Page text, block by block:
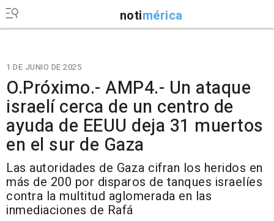
notimérica
1 DE JUNIO DE 2025
O.Próximo.- AMP4.- Un ataque
israelí cerca de un centro de
ayuda de EEUU deja 31 muertos
en el sur de Gaza
Las autoridades de Gaza cifran los heridos en
más de 200 por disparos de tanques israelíes
contra la multitud aglomerada en las
inmediaciones de Rafá